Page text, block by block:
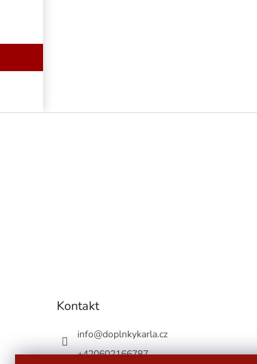
Kontakt
info@doplnkykarla.cz
+420602166787